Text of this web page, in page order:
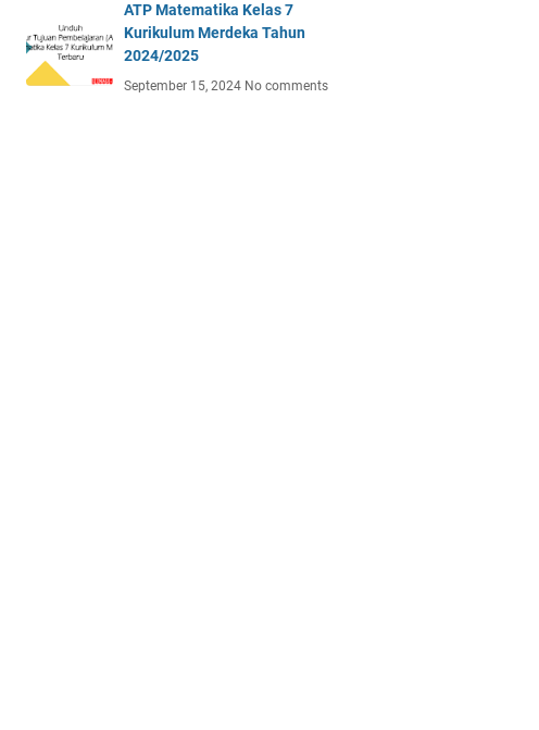
ATP Matematika Kelas 7
Kurikulum Merdeka Tahun
2024/2025
September 15, 2024 No comments